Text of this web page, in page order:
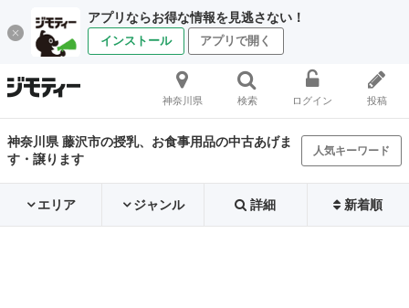
アプリならお得な情報を見逃さない！
インストール アプリで開く
神奈川県 検索 ログイン 投稿
神奈川県 藤沢市の授乳、お食事用品の中古あげま
す・譲ります
人気キーワード
エリア ジャンル 詳細 新着順